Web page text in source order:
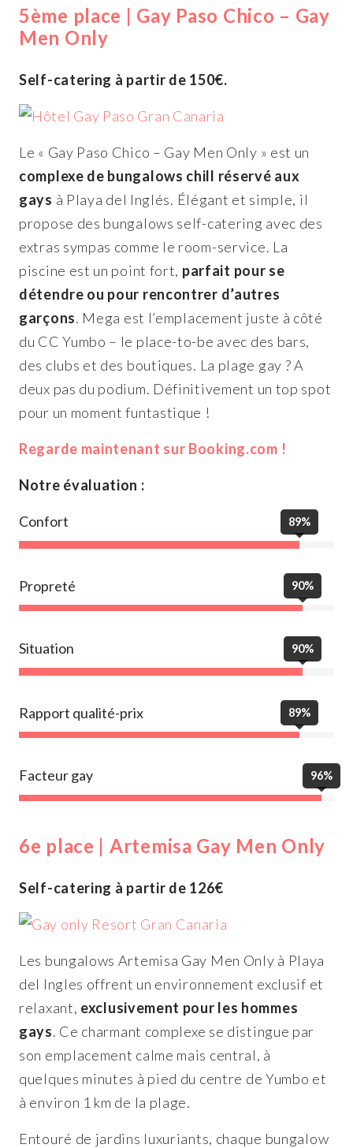
5ème place | Gay Paso Chico – Gay
Men Only
Self-catering à partir de 150€.
Le « Gay Paso Chico – Gay Men Only » est un
complexe de bungalows chill réservé aux
gays à Playa del Inglés. Élégant et simple, il
propose des bungalows self-catering avec des
extras sympas comme le room-service. La
piscine est un point fort, parfait pour se
détendre ou pour rencontrer d’autres
garçons. Mega est l’emplacement juste à côté
du CC Yumbo – le place-to-be avec des bars,
des clubs et des boutiques. La plage gay ? A
deux pas du podium. Définitivement un top spot
pour un moment funtastique !
Regarde maintenant sur Booking.com !
Notre évaluation :
Confort 89%
Propreté 90%
Situation 90%
Rapport qualité-prix 89%
Facteur gay 96%
6e place | Artemisa Gay Men Only
Self-catering à partir de 126€
Les bungalows Artemisa Gay Men Only à Playa
del Ingles offrent un environnement exclusif et
relaxant, exclusivement pour les hommes
gays. Ce charmant complexe se distingue par
son emplacement calme mais central, à
quelques minutes à pied du centre de Yumbo et
à environ 1 km de la plage.
Entouré de jardins luxuriants, chaque bungalow